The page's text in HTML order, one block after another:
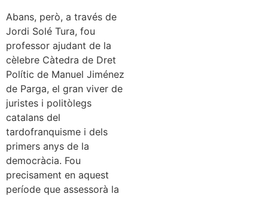
Abans, però, a través de
Jordi Solé Tura, fou
professor ajudant de la
cèlebre Càtedra de Dret
Polític de Manuel Jiménez
de Parga, el gran viver de
juristes i politòlegs
catalans del
tardofranquisme i dels
primers anys de la
democràcia. Fou
precisament en aquest
període que assessorà la